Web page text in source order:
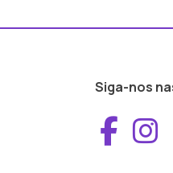
Siga-nos